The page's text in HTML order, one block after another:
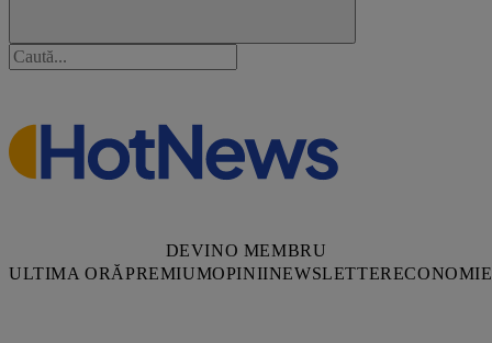
DEVINO MEMBRU
ULTIMA ORĂPREMIUMOPINIINEWSLETTERECONOMIE